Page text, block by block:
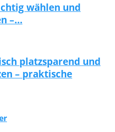
wählen und
–…
platzsparend und
– praktische